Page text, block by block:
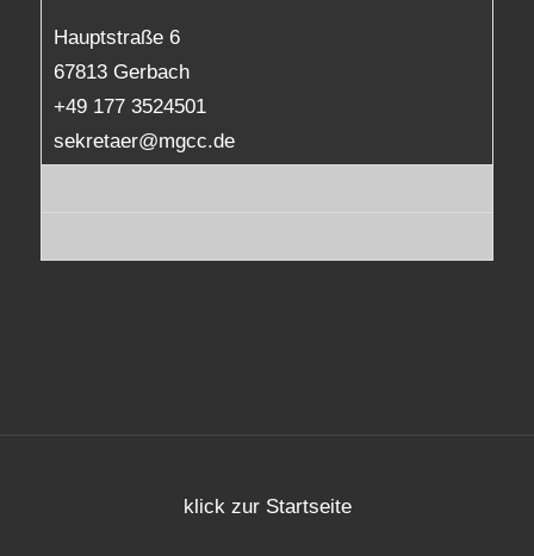
Hauptstraße 6
67813 Gerbach
+49 177 3524501
sekretaer@mgcc.de
klick zur Startseite